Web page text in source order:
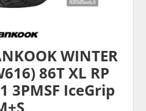
WINTER
86T XL RP
3PMSF IceGrip